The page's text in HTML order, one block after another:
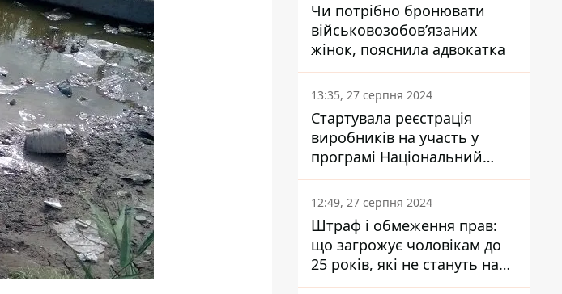
Чи потрібно бронювати
військовозобов’язаних
жінок, пояснила адвокатка
13:35, 27 серпня 2024
Стартувала реєстрація
виробників на участь у
програмі Національний
кешбек: як це зробити
через портал Дія
12:49, 27 серпня 2024
Штраф і обмеження прав:
що загрожує чоловікам до
25 років, які не стануть на
військовий облік